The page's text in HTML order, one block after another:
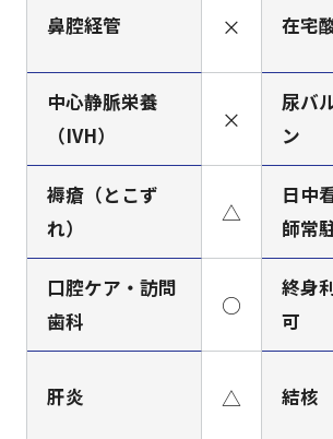
鼻腔経管 × 在宅
中心静脈栄養
（IVH）
×
尿バ
ン
褥瘡（とこず
れ）
△
日中
師常
口腔ケア・訪問
歯科
○
終身
可
肝炎 △ 結核